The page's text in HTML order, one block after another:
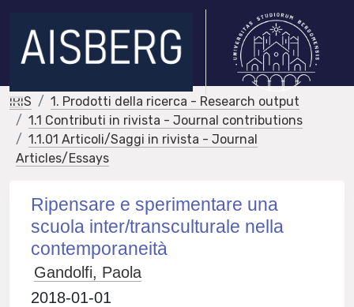
IRIS
1. Prodotti della ricerca - Research output
1.1 Contributi in rivista - Journal contributions
1.1.01 Articoli/Saggi in rivista - Journal
Articles/Essays
Ripensare e sperimentare una
scuola inter/transculturale nella
contemporaneità
Gandolfi, Paola
2018-01-01